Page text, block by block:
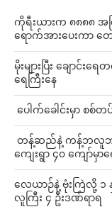
ကိုရီးယားက ၈၈၈၈
ရောက်အားပေးကာ တ
မိုးများပြီး ချောင်
ရေကြီးနေ
ပေါက်ခေါင်းမှာ စစ်
တန့်ဆည်နဲ့ ကန့်ဘလူဘက်
ကျေးရွာ ၄၀ ကျော်မှာ
လေယာဉ်နဲ့ ဗုံးကြဲလို့ ၁
လူကြီး ၄ ဦးဒဏ်ရာရ